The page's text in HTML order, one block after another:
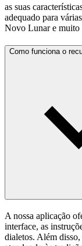
as suas
adequado para
Novo Lunar e muito
Como funciona o
A nossa aplicação
interface, as
dialetos. Além disso,